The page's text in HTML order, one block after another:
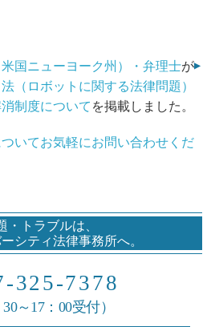
国ニューヨーク州）・弁理士が
（ロボットに関する法律問題）
制度について を掲載しました。
いてお気軽にお問い合わせくだ
・トラブルは、
シティ法律事務所へ。
325-7378
30～17：00受付）